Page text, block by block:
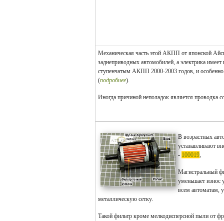
Механическая часть этой АКПП от японской
заднеприводных автомобилей, а электрика
ступенчатым АКПП 2000-2003 годов, и
(подробнее).
Иногда причиной неполадок является проводка
В возрастных
устанавливают
- 100019,
Магистральный
уменьшает износ
всем автоматам,
металлическую сетку.
Такой фильтр кроме мелкодисперсной пыли от